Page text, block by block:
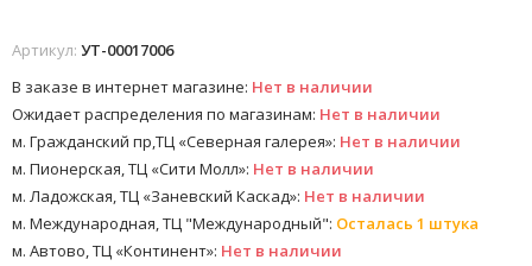
Артикул: УТ-00017006
В заказе в интернет магазине: Нет в наличии
Ожидает распределения по магазинам: Нет в наличии
м. Гражданский пр,ТЦ «Северная галерея»: Нет в наличии
м. Пионерская, ТЦ «Сити Молл»: Нет в наличии
м. Ладожская, ТЦ «Заневский Каскад»: Нет в наличии
м. Международная, ТЦ "Международный": Осталась 1 штука
м. Автово, ТЦ «Континент»: Нет в наличии